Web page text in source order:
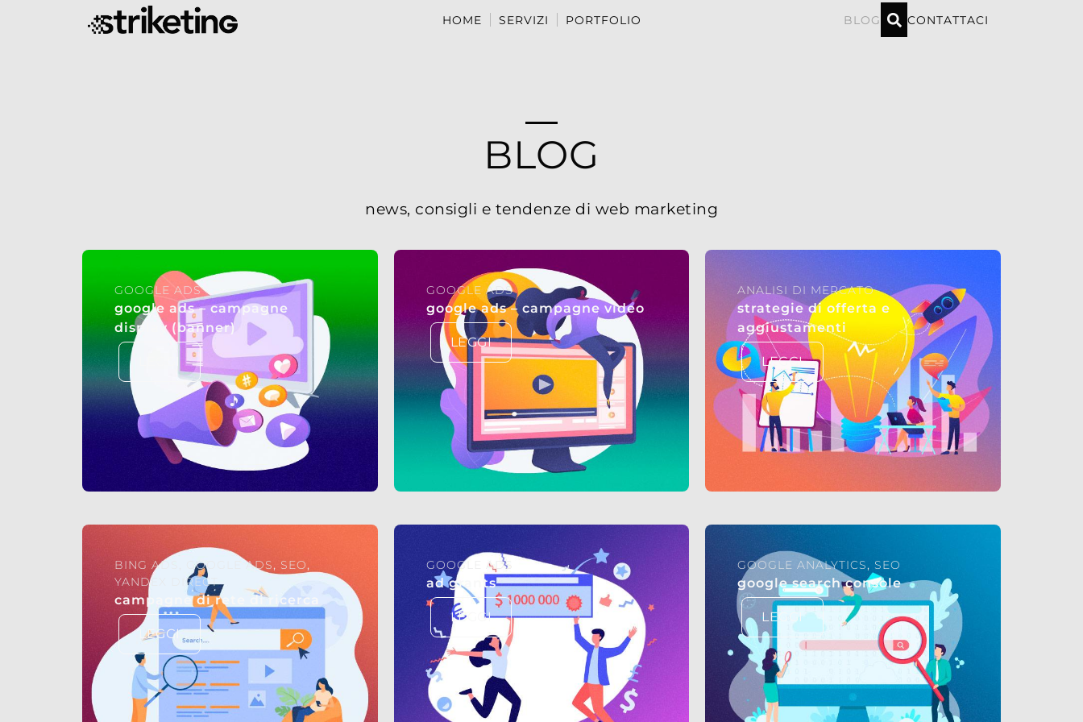
HOME SERVIZI PORTFOLIO BLOG CONTATTACI
BLOG
news, consigli e tendenze di web marketing
GOOGLE ADS
google ads – campagne
display (banner)
GOOGLE ADS
google ads – campagne video
LEGGI
ANALISI DI MERCATO
strategie di offerta e
aggiustamenti
LEGGI
BING ADS GOOGLE ADS, SEO,
YANDEX DIRECT
campagne di rete di ricerca
LEGGI
GOOGLE ADS
ad grants
LEGGI
GOOGLE ANALYTICS,SEO
google search console
LEGGI